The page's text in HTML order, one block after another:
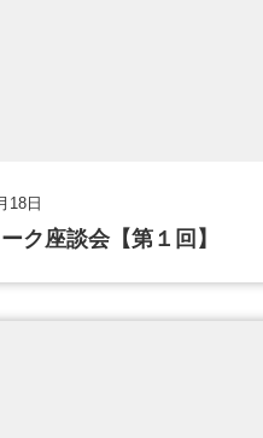
18日
ク座談会【第１回】